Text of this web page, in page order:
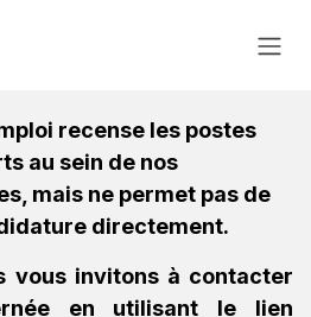
recense les postes
au sein de nos
mais ne permet pas de
directement.
vous invitons à contacter
en utilisant le lien